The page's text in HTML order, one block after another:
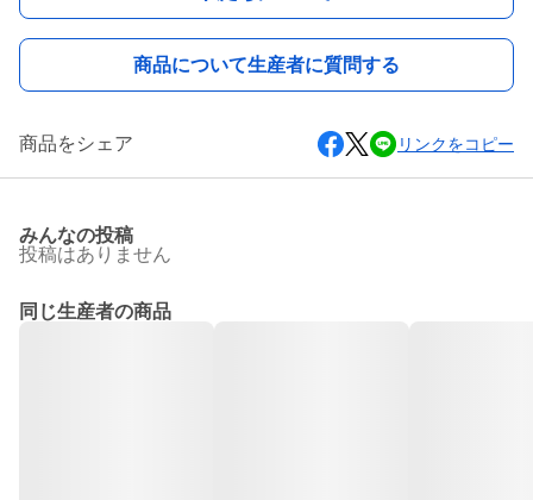
商品について生産者に質問する
商品をシェア リンクをコピー
みんなの投稿
投稿はありません
同じ生産者の商品